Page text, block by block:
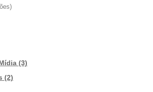
(3)
(2)